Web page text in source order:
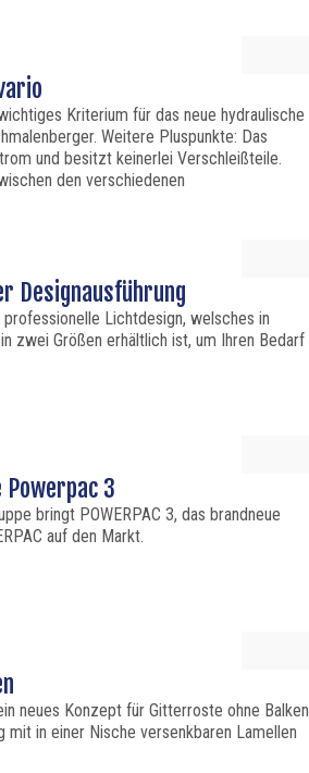
Kriterium für das neue hydraulische
Weitere Pluspunkte: Das
und besitzt keinerlei Verschleißteile.
den verschiedenen
Designausführung
Lichtdesign, welsches in
zwei Größen erhältlich ist, um Ihren Bedarf
Powerpac 3
bringt POWERPAC 3, das brandneue
auf den Markt.
neues Konzept für Gitterroste ohne Balken
mit in einer Nische versenkbaren Lamellen